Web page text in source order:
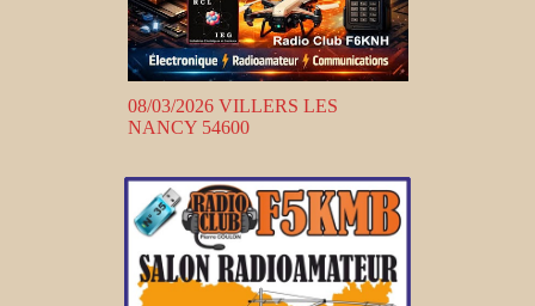
08/03/2026 VILLERS LES
NANCY 54600